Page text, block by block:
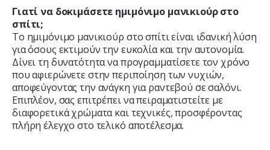
Γιατί να δοκιμάσετε ημιμόνιμο μανικιούρ στο
σπίτι;
Το ημιμόνιμο μανικιούρ στο σπίτι είναι ιδανική λύση
για όσους εκτιμούν την ευκολία και την αυτονομία.
Δίνει τη δυνατότητα να προγραμματίσετε τον χρόνο
που αφιερώνετε στην περιποίηση των νυχιών,
αποφεύγοντας την ανάγκη για ραντεβού σε σαλόνι.
Επιπλέον, σας επιτρέπει να πειραματιστείτε με
διαφορετικά χρώματα και τεχνικές, προσφέροντας
πλήρη έλεγχο στο τελικό αποτέλεσμα.